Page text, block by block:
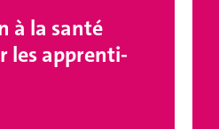
à la santé
les apprenti-